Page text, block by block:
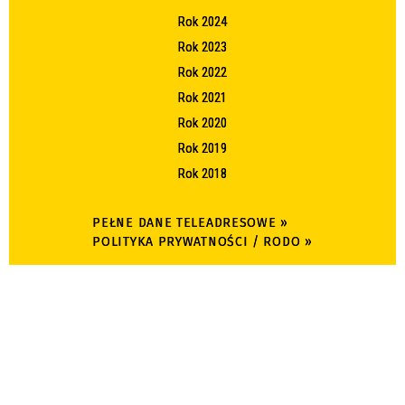
Rok 2024
Rok 2023
Rok 2022
Rok 2021
Rok 2020
Rok 2019
Rok 2018
PEŁNE DANE TELEADRESOWE »
POLITYKA PRYWATNOŚCI / RODO »